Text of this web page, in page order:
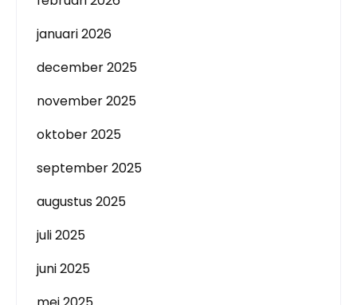
januari 2026
december 2025
november 2025
oktober 2025
september 2025
augustus 2025
juli 2025
juni 2025